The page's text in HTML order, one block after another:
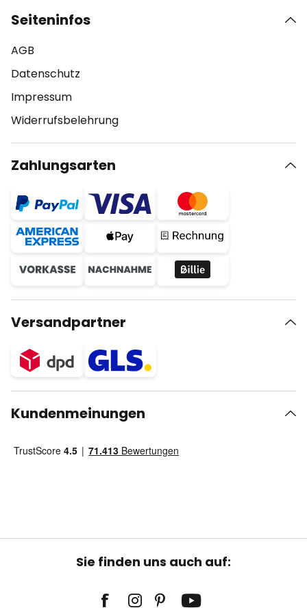
Seiteninfos
AGB
Datenschutz
Impressum
Widerrufsbelehrung
Zahlungsarten
Versandpartner
Kundenmeinungen
Sie finden uns auch auf: